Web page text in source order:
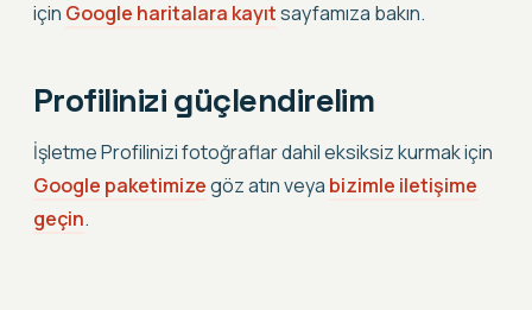
için Google haritalara kayıtsayfamıza bakın.
Profilinizi güçlendirelim
İşletme Profilinizi fotoğraflar dahil eksiksiz kurmak için
Google paketimizegöz atın veya bizimle iletişime
geçin.